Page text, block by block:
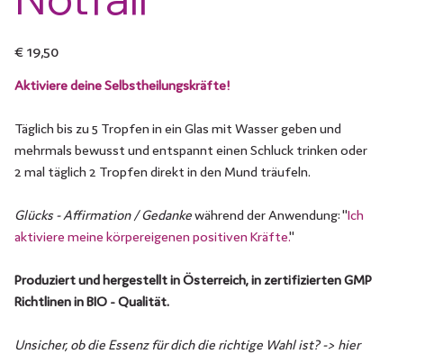
€ 19,50
Aktiviere deine Selbstheilungskräfte!
Täglich bis zu 5 Tropfen in ein Glas mit Wasser geben und
mehrmals bewusst und entspannt einen Schluck trinken oder
2 mal täglich 2 Tropfen direkt in den Mund träufeln.
Glücks - Affirmation / Gedankewährend der Anwendung: "Ich
aktiviere meine körpereigenen positiven Kräfte."
Produziert und hergestellt in Österreich, in zertifizierten GMP
Richtlinen in BIO - Qualität.
Unsicher, ob die Essenz für dich die richtige Wahl ist? -> hier